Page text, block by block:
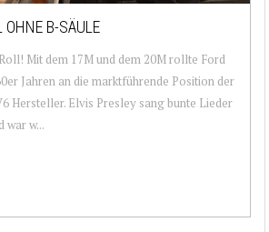
OHNE B-SÄULE
Mit dem 17M und dem 20M rollte Ford
Jahren an die marktführende Position der
Hersteller. Elvis Presley sang bunte Lieder
war w...